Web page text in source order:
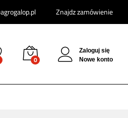
Znajdz zamówienie
0
Zaloguj się
Nowe konto